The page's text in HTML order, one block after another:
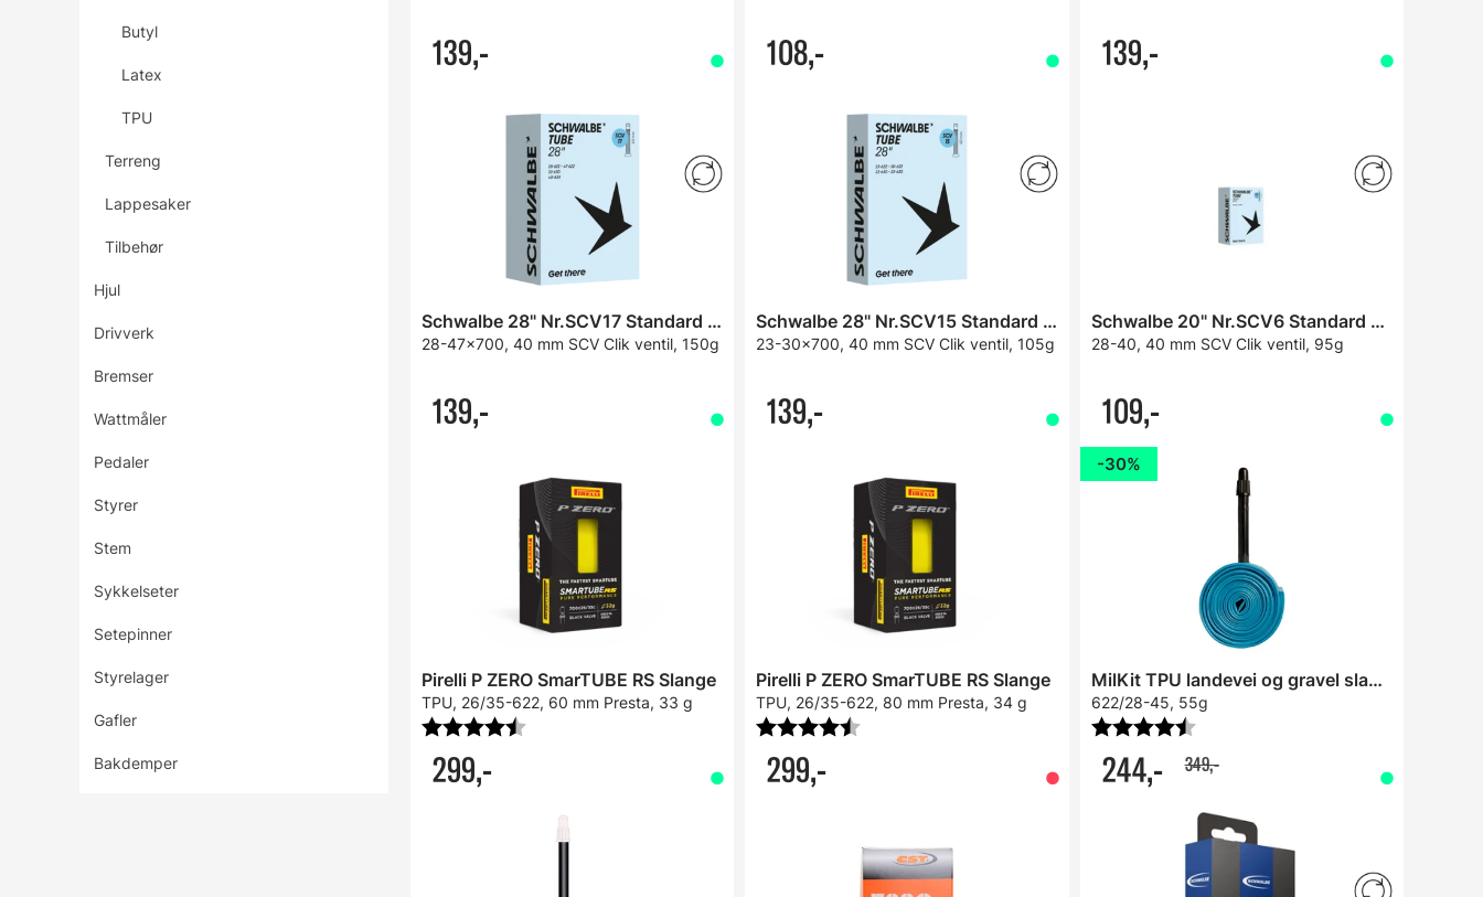
Butyl
Latex
TPU
Terreng
Lappesaker
Tilbehør
Hjul
Drivverk
Bremser
Wattmåler
Pedaler
Styrer
Stem
Sykkelseter
Setepinner
Styrelager
Gafler
Bakdemper
139,- 108,- 139,-
Schwalbe 28" Nr.SCV17 Standard Slange
28-47x700, 40 mm SCV Clik ventil, 150g
139,-
Schwalbe 28" Nr.SCV15 Standard Slange
23-30x700, 40 mm SCV Clik ventil, 105g
139,-
Schwalbe 20" Nr.SCV6 Standard Slange
28-40, 40 mm SCV Clik ventil, 95g
109,-
Pirelli P ZERO SmarTUBE RS Slange
TPU, 26/35-622, 60 mm Presta, 33 g
299,-
Karakter:
Pirelli P ZERO SmarTUBE RS Slange
TPU, 26/35-622, 80 mm Presta, 34 g
299,-
Karakter:
30%
MilKit TPU landevei og gravel slange
622/28-45, 55g
244,- 349,-
Karakter: 4.3 av 5 mulige